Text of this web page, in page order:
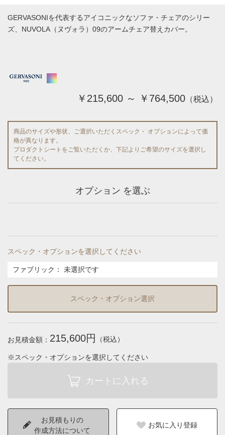
GERVASONIを代表するアイコニックなソファ・チェアのシリー
ズ、NUVOLA（ヌヴォラ）09のアームチェア替えカバー。
￥215,600 ～ ￥764,500 （税込）
商品のサイズや形状、ご選択いただくスペック・ オプションによって価
格が異なります。
プロダクトシートをご覧いただくか、下記よりご希望のサイズを選択し
てください。
オプション を選ぶ
スペック・オプションを選択してください
ファブリック ： 未選択です
スペック・オプション選択
お見積金額： 215,600円 （税込）
※スペック・オプションを選択してください
お見積もりの
作成方法について
お気に入り登録